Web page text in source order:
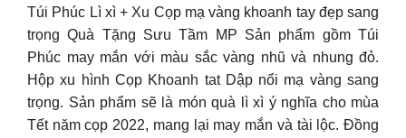
Túi Phúc Lì xì + Xu Cọp mạ vàng khoanh tay đẹp sang
trọng Quà Tặng Sưu Tầm MP Sản phẩm gồm Túi
Phúc may mắn với màu sắc vàng nhũ và nhung đỏ.
Hộp xu hình Cọp Khoanh tat Dập nổi mạ vàng sang
trọng. Sản phẩm sẽ là món quà lì xì ý nghĩa cho mùa
Tết năm cọp 2022, mang lại may mắn và tài lộc. Đồng